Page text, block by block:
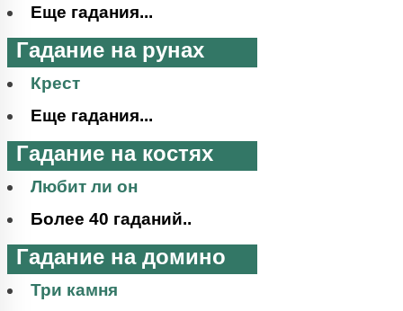
Еще гадания...
Гадание на рунах
Крест
Еще гадания...
Гадание на костях
Любит ли он
Более 40 гаданий..
Гадание на домино
Три камня